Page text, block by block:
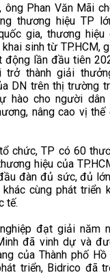
ông Phan Văn Mãi
thương hiệu TP
gia, thương
sinh từ TP.HCM,
động lần đầu tiên
thành giải
DN trên thị trường
hào cho người dân
nâng cao vị
chức, TP có 60
hiệu của
đàn đủ sức, đủ
cùng phát triển
tế.
đạt giải năm
đã vinh dự và
của Thành phố
triển, Bidrico đã